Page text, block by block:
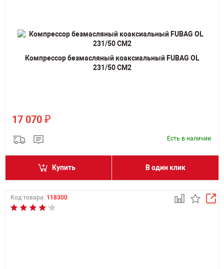
Компрессор безмасляный коаксиальный FUBAG OL
231/50 CM2
17 070 ₽
Есть в наличии
Купить В один клик
Код товара: 118300